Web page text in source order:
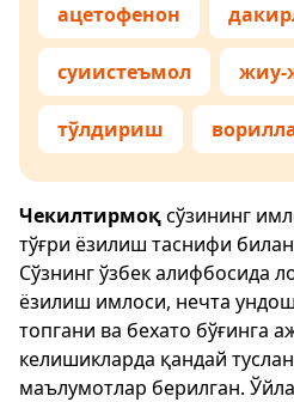
ацетофенон
суиистеъмол жиу-
тўлдириш
Чекилтирмоқсўзининг
тўғри ёзилиш таснифи
Сўзнинг ўзбек алифбосида
ёзилиш имлоси, нечта
топгани ва бехато бўғинга
келишикларда қандай
маълумотлар берилган.